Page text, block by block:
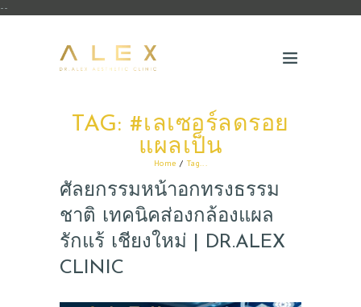
--
TAG: #เลเซอร์ลดรอย
แผลเป็น
Home Tag...
ศัลยกรรมหน้าอกทรงธรรม
ชาติ เทคนิคส่องกล้องแผล
รักแร้ เชียงใหม่ | DR.ALEX
CLINIC